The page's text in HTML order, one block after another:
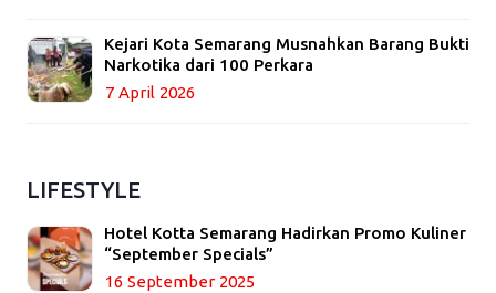
Kejari Kota Semarang Musnahkan Barang Bukti
Narkotika dari 100 Perkara
7 April 2026
LIFESTYLE
Hotel Kotta Semarang Hadirkan Promo Kuliner
“September Specials”
16 September 2025